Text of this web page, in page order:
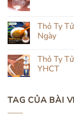
Đắp
Mặt
&
Mộc
Trong
Ra
Đình
Lịch
Kết
luận
Review
Lịch
Thỏ Ty
Ngày
bình
luận
Pha
Trà:
Thỏ Ty
YHCT
bình
luận
ở
TAG CỦA BÀI